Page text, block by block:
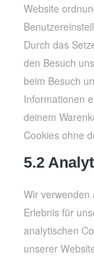
Website
Durch das
den Besuch
beim Besuch
Informationen
deinem
Cookies ohne
5.2
Wir verwenden
Erlebnis für
analytischen
unserer